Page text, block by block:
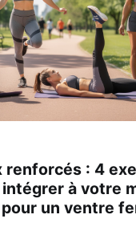
renforcés : 4
à votre
un ventre